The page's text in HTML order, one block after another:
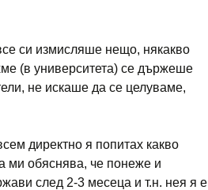
си измисляше нещо, някакво
(в университета) се държеше
не искаше да се целуваме,
директно я попитах какво
ми обяснява, че понеже и
след 2-3 месеца и т.н. нея я е